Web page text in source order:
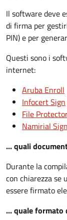
Il software deve
di firma per
PIN) e per
Questi sono i
internet:
Aruba Enroll
Infocert Sign
File
Namirial Sign
... quali
Durante la
con chiarezza se
essere firmato
... quale formato